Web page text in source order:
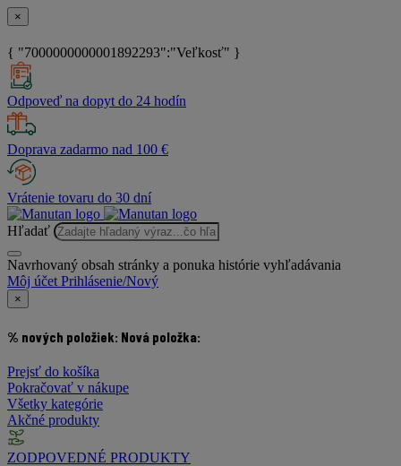
×
{ "7000000000001892293":"Veľkosť" }
Odpoveď na dopyt do 24 hodín
Doprava zadarmo nad 100 €
Vrátenie tovaru do 30 dní
Hľadať
Navrhovaný obsah stránky a ponuka histórie vyhľadávania
Môj účet Prihlásenie/Nový
×
% nových položiek: Nová položka:
Prejsť do košíka
Pokračovať v nákupe
Všetky kategórie
Akčné produkty
ZODPOVEDNÉ PRODUKTY